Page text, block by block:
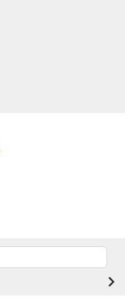
navigate_next